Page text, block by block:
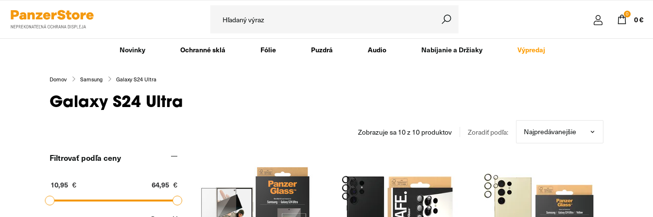
0
0 €
Novinky Ochranné sklá Fólie Puzdrá Audio Nabíjanie a Držiaky Výpredaj
Domov Samsung Galaxy S24 Ultra
Galaxy S24 Ultra
Filtrovať podľa ceny
€ €
zobrazuje sa 10z 10 produktov Zoradiť podľa: